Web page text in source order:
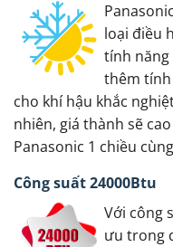
loại điều
tính năng
thêm
cho khí hậu khắc
nhiên, giá thành sẽ
Panasonic 1 chiều
Công suất 24000Btu
Với công
ưu trong